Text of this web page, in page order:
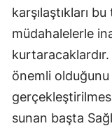
karşılaştıkları
müdahalelerle
önemli
sunan başta